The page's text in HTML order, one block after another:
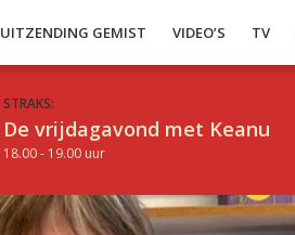
UITZENDING GEMIST VIDEO’S TV
STRAKS:
De vrijdagavond met Keanu
18.00 - 19.00 uur